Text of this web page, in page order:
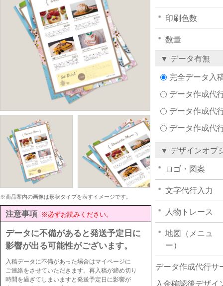
※商品案内の画像は形状タイプを表すイメージです。
注意事項 ※必ずお読みください。
データに不備があると発送予定日に
影響が出る可能性がございます。
入稿データに不備があった場合はマイページに
ご連絡をさせていただきます。再入稿が締め切り
時間を過ぎてしまいますと発送予定日に影響が
印刷色数
数量
▼ データ有無
完全データ入
データ作成代
データ作成代
データ作成代
▼ デザインオプ
ロゴ・図案
文字代行入力
人物トレース
地図（メニュ
ー）
データ作成代行サ
入金確認後デザイ